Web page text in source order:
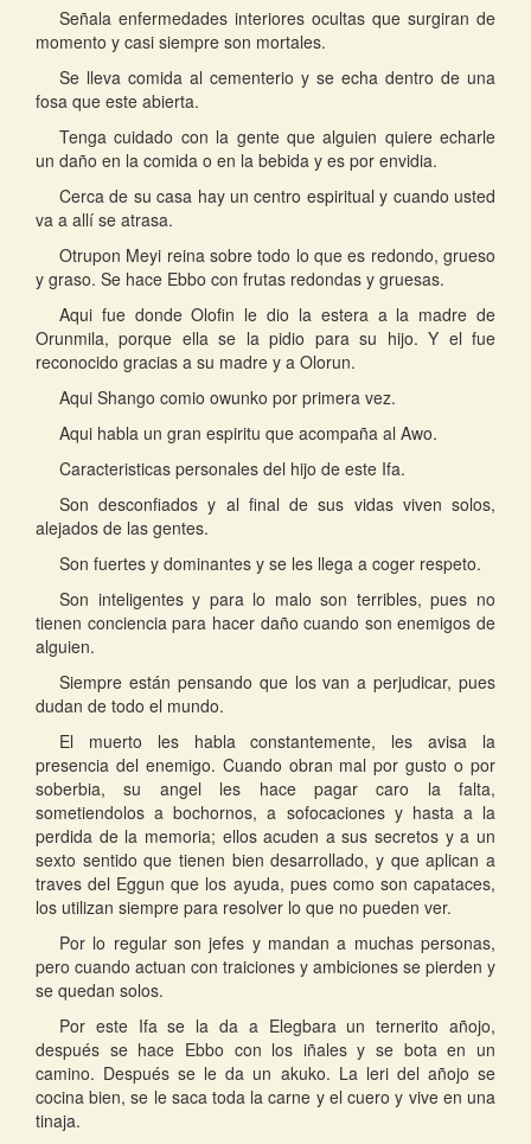
Señala enfermedades interiores ocultas que surgiran de
momento y casi siempre son mortales.
Se lleva comida al cementerio y se echa dentro de una
fosa que este abierta.
Tenga cuidado con la gente que alguien quiere echarle
un daño en la comida o en la bebida y es por envidia.
Cerca de su casa hay un centro espiritual y cuando usted
va a allí se atrasa.
Otrupon Meyi reina sobre todo lo que es redondo, grueso
y graso. Se hace Ebbo con frutas redondas y gruesas.
Aqui fue donde Olofin le dio la estera a la madre de
Orunmila, porque ella se la pidio para su hijo. Y el fue
reconocido gracias a su madre y a Olorun.
Aqui Shango comio owunko por primera vez.
Aqui habla un gran espiritu que acompaña al Awo.
Caracteristicas personales del hijo de este Ifa.
Son desconfiados y al final de sus vidas viven solos,
alejados de las gentes.
Son fuertes y dominantes y se les llega a coger respeto.
Son inteligentes y para lo malo son terribles, pues no
tienen conciencia para hacer daño cuando son enemigos de
alguien.
Siempre están pensando que los van a perjudicar, pues
dudan de todo el mundo.
El muerto les habla constantemente, les avisa la
presencia del enemigo. Cuando obran mal por gusto o por
soberbia, su angel les hace pagar caro la falta,
sometiendolos a bochornos, a sofocaciones y hasta a la
perdida de la memoria; ellos acuden a sus secretos y a un
sexto sentido que tienen bien desarrollado, y que aplican a
traves del Eggun que los ayuda, pues como son capataces,
los utilizan siempre para resolver lo que no pueden ver.
Por lo regular son jefes y mandan a muchas personas,
pero cuando actuan con traiciones y ambiciones se pierden y
se quedan solos.
Por este Ifa se la da a Elegbara un ternerito añojo,
después se hace Ebbo con los iñales y se bota en un
camino. Después se le da un akuko. La leri del añojo se
cocina bien, se le saca toda la carne y el cuero y vive en una
tinaja.